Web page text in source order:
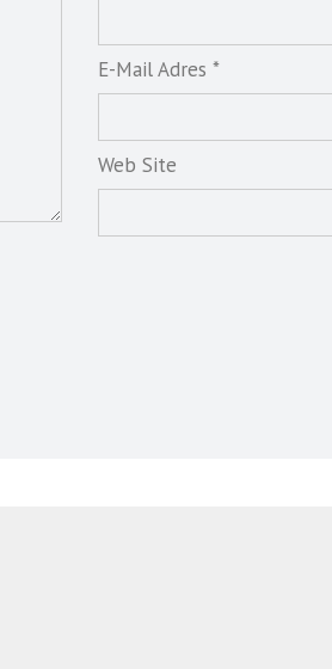
E-Mail Adres *
Web Site